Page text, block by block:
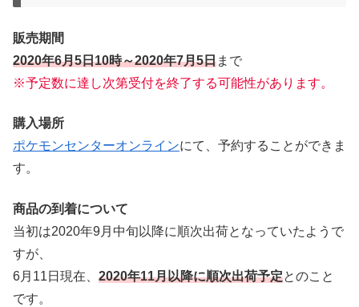
販売期間
2020年6月5日10時～2020年7月5日まで
※予定数に達し次第受付を終了する可能性があります。
購入場所
ポケモンセンターオンラインにて、予約することができま
す。
商品の到着について
当初は2020年9月中旬以降に順次出荷となっていたようで
すが、
6月11日現在、 2020年11月以降に順次出荷予定とのこと
です。